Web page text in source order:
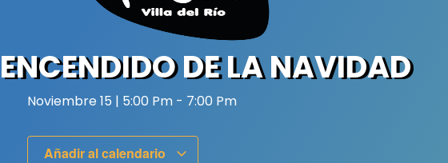
ENCENDIDO DE LA NAVIDAD
Noviembre 15 | 5:00 Pm - 7:00 Pm
Añadir al calendario